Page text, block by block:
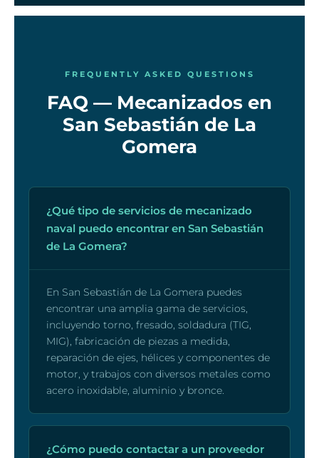
FREQUENTLY ASKED QUESTIONS
FAQ — Mecanizados en
San Sebastián de La
Gomera
¿Qué tipo de servicios de mecanizado
naval puedo encontrar en San Sebastián
de La Gomera?
En San Sebastián de La Gomera puedes
encontrar una amplia gama de servicios,
incluyendo torno, fresado, soldadura (TIG,
MIG), fabricación de piezas a medida,
reparación de ejes, hélices y componentes de
motor, y trabajos con diversos metales como
acero inoxidable, aluminio y bronce.
¿Cómo puedo contactar a un proveedor